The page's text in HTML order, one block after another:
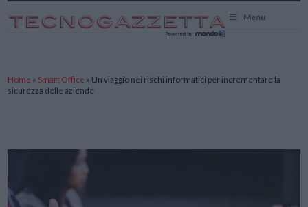
Menu
Home » Smart Office » Un viaggio nei rischi informatici per incrementare la
sicurezza delle aziende